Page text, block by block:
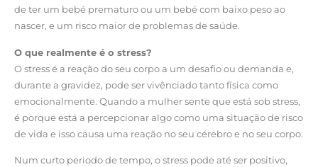
de ter um bebé prematuro ou um bebé com baixo peso ao
nascer, e um risco maior de problemas de saúde.
O que realmente é o stress?
O stress é a reação do seu corpo a um desafio ou demanda e,
durante a gravidez, pode ser vivênciado tanto física como
emocionalmente. Quando a mulher sente que está sob stress,
é porque está a percepcionar algo como uma situação de risco
de vida e isso causa uma reação no seu cérebro e no seu corpo.
Num curto periodo de tempo, o stress pode até ser positivo,